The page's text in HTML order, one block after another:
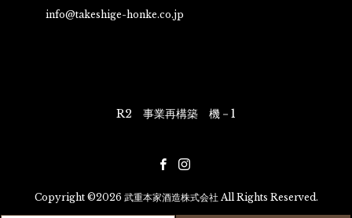
info@takeshige-honke.co.jp
R2 事業再構築 機－1
Copyright ©2026 武重本家酒造株式会社 All Rights Reserved.